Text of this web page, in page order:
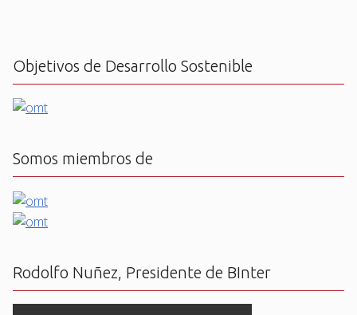
Objetivos de Desarrollo Sostenible
Somos miembros de
Rodolfo Nuñez, Presidente de BInter